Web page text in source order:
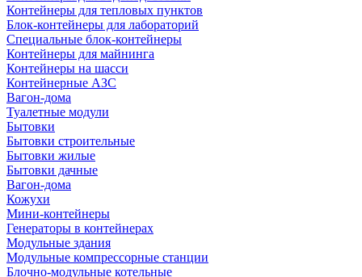
Контейнеры для тепловых пунктов
Блок-контейнеры для лабораторий
Специальные блок-контейнеры
Контейнеры для майнинга
Контейнеры на шасси
Контейнерные АЗС
Вагон-дома
Туалетные модули
Бытовки
Бытовки строительные
Бытовки жилые
Бытовки дачные
Вагон-дома
Кожухи
Мини-контейнеры
Генераторы в контейнерах
Модульные здания
Модульные компрессорные станции
Блочно-модульные котельные